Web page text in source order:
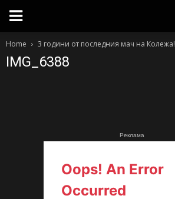
Home 3 години от последния мач на Колежа!
IMG_6388
Реклама